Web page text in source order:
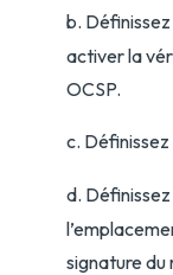
b.
activer la
OCSP.
c. Définissez
d. Définissez
signature du